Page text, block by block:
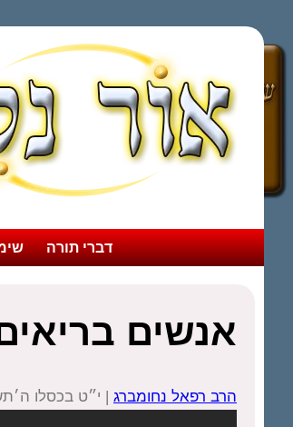
דברי תורה
אנשים
הרב רפאל נחומברג | י״ט בכסלו